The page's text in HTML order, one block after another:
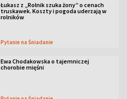
Łukasz z „Rolnik szuka żony” o cenach
truskawek. Koszty i pogoda uderzają w
rolników
Pytanie na Śniadanie
Ewa Chodakowska o tajemniczej
chorobie mięśni